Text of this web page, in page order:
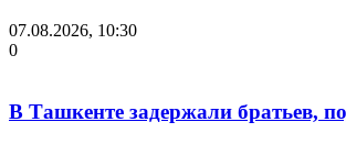
07.08.2026, 10:30
0
В Ташкенте задержали братьев,